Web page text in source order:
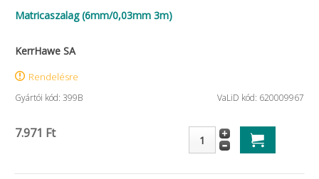
Matricaszalag (6mm/0,03mm 3m)
KerrHawe SA
Rendelésre
Gyártói kód: 399B VaLiD kód: 620009967
7.971 Ft